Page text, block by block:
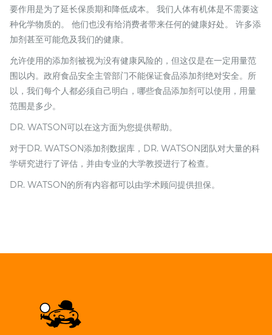
要作用是为了延长保质期和降低成本。 我们人体有机体是不需要这
种化学物质的。 他们也没有给消费者带来任何的健康好处。 许多添
加剂甚至可能危及我们的健康。
允许使用的添加剂被视为没有健康风险的，但这仅是在一定用量范
围以内。政府食品安全主管部门不能保证食品添加剂绝对安全。所
以，我们每个人都必须自己明白，哪些食品添加剂可以使用，用量
范围是多少。
DR. WATSON可以在这方面为您提供帮助。
对于DR. WATSON添加剂数据库，DR. WATSON团队对大量的科
学研究进行了评估，并由专业的大学教授进行了检查。
DR. WATSON的所有内容都可以由学术顾问提供担保。